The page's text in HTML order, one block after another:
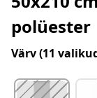
polüester
Värv(11